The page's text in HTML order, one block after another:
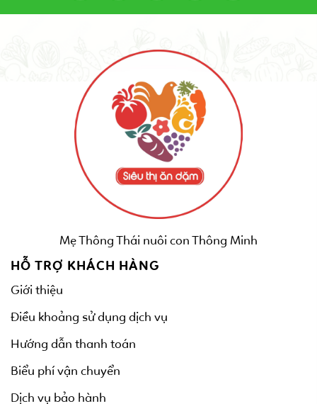
Mẹ Thông Thái nuôi con Thông Minh
HỖ TRỢ KHÁCH HÀNG
Giới thiệu
Điều khoảng sử dụng dịch vụ
Hướng dẫn thanh toán
Biểu phí vận chuyển
Dịch vụ bảo hành